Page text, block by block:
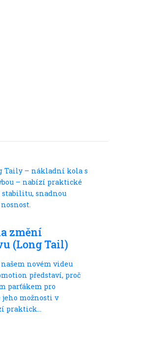
změní
(Long Tail)
novém videu
představí, proč
parťákem pro
možnosti v
praktick...